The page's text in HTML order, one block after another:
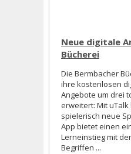
Neue digitale
Bücherei
Die Bermbacher
ihre kostenlosen
Angebote um drei
erweitert: Mit uTalk
spielerisch neue
App bietet einen
Lerneinstieg mit
Begriffen ...